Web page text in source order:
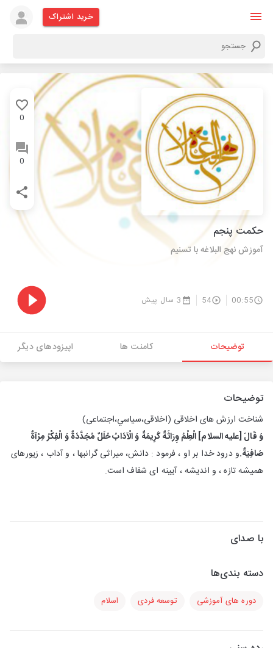
خرید اشتراک
0
0
حکمت پنجم
آموزش نهج البلاغه با تسنیم
00:55
54 3 سال پیش
توضیحات کامنت ها اپیزودهای دیگر
توضیحات
شناخت ارزش هاى اخلاقى (اخلاقى،سياسي،اجتماعى)
وَ قَالَ [عليه السلام] الْعِلْمُ وِرَاثَةٌ كَرِيمَةٌ وَ الْآدَابُ حُلَلٌ مُجَدَّدَةٌ وَ الْفِكْرُ مِرْآةٌ
صَافِيَةٌ.و درود خدا بر او ، فرمود : دانش، ميراثى گرانبها ، و آداب ، زيورهاى
هميشه تازه ، و انديشه ، آيينه اى شفاف است.
با صدای
دسته بندی‌ها
دوره های آموزشی توسعه فردی اسلام